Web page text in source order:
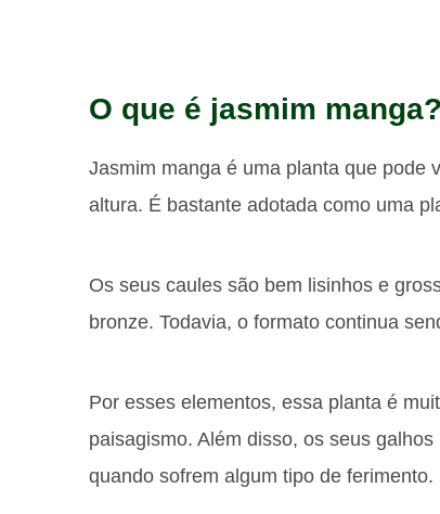
O que é jasmim manga?
Jasmim manga é uma planta que pode
altura. É bastante adotada como uma
Os seus caules são bem lisinhos e
bronze. Todavia, o formato continua
Por esses elementos, essa planta é
paisagismo. Além disso, os seus
quando sofrem algum tipo de ferimento.